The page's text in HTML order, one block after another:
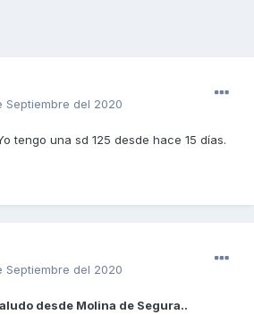
Septiembre del 2020
tengo una sd 125 desde hace 15 días.
Septiembre del 2020
desde Molina de Segura..